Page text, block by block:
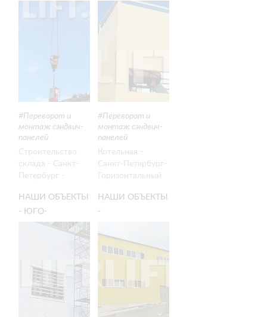
ГОРИЗОНТАЛЬНЫЙ
СТЕНОВЫХ
ПАНЕЛЕЙ
Переворот и
монтаж сэндвич-
панелей
Строительство
склада - Санкт-
Петербург -
монтаж стеновых
сэндвич-панелей
- Cladboy 4
ГОРИЗОНТАЛЬНЫЙ
МОНТАЖ
СТЕНОВЫХ
Переворот и
монтаж сэндвич-
панелей
Котельная -
Санкт-Петербург-
Горизонтальный
сэндвич-панелей
- Clad Boy 2
НАШИ ОБЪЕКТЫ
- ЮГО-
ЗАПАДНЫЕ
СООРУЖЕНИЯ -
ГОРИЗОНТАЛЬНЫЙ
МОНТАЖ
СТЕНОВЫХ
НАШИ ОБЪЕКТЫ
-
ЦЕНТР -
ГОРИЗОНТАЛЬНЫЙ
СТЕНОВЫХ
ПАНЕЛЕЙ